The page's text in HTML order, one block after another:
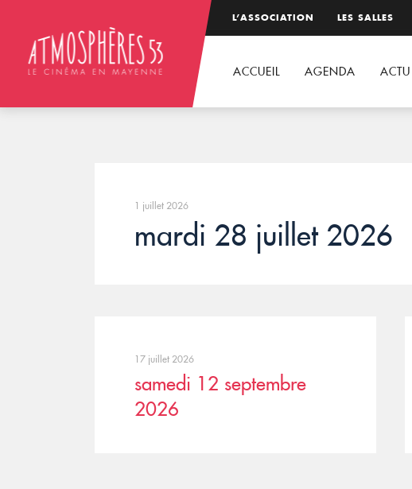
L’ASSOCIATION LES SALLES
ACCUEIL AGENDA ACTU
1 juillet 2026
mardi 28 juillet 2026
17 juillet 2026
samedi 12 septembre
2026